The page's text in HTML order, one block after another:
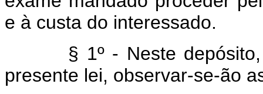
e à custa do interessado.
§ 1º - Neste depósito,
presente lei, observar-se-ão